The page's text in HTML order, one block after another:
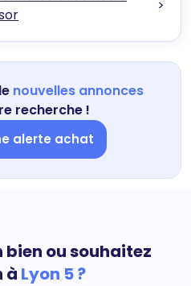
>
nouvelles annonces
recherche !
alerte achat
bien ou souhaitez
à Lyon 5 ?